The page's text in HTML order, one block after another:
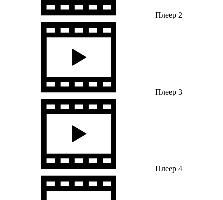
Плеер 2
Плеер 3
Плеер 4